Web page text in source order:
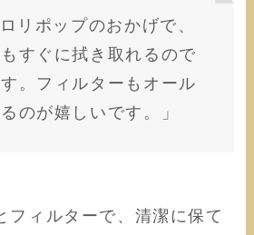
リポップのおかげで、
すぐに拭き取れるので
。フィルターもオール
のが嬉しいです。」
フィルターで、清潔に保て